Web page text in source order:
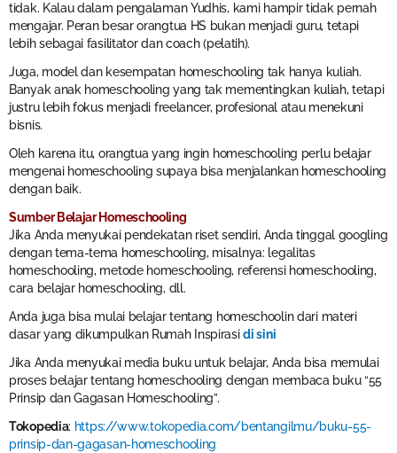
tidak. Kalau dalam pengalaman Yudhis, kami hampir tidak pernah
mengajar. Peran besar orangtua HS bukan menjadi guru, tetapi
lebih sebagai fasilitator dan coach (pelatih).
Juga, model dan kesempatan homeschooling tak hanya kuliah.
Banyak anak homeschooling yang tak mementingkan kuliah, tetapi
justru lebih fokus menjadi freelancer, profesional atau menekuni
bisnis.
Oleh karena itu, orangtua yang ingin homeschooling perlu belajar
mengenai homeschooling supaya bisa menjalankan homeschooling
dengan baik.
Sumber Belajar Homeschooling
Jika Anda menyukai pendekatan riset sendiri, Anda tinggal googling
dengan tema-tema homeschooling, misalnya: legalitas
homeschooling, metode homeschooling, referensi homeschooling,
cara belajar homeschooling, dll.
Anda juga bisa mulai belajar tentang homeschoolin dari materi
dasar yang dikumpulkan Rumah Inspirasidi sini
Jika Anda menyukai media buku untuk belajar, Anda bisa memulai
proses belajar tentang homeschooling dengan membaca buku “55
Prinsip dan Gagasan Homeschooling”.
Tokopedia: https://www.tokopedia.com/bentangilmu/buku-55-
prinsip-dan-gagasan-homeschooling